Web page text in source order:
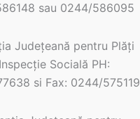
sau 0244/586095
Județeană pentru Plăți
Socială PH:
si Fax: 0244/575119